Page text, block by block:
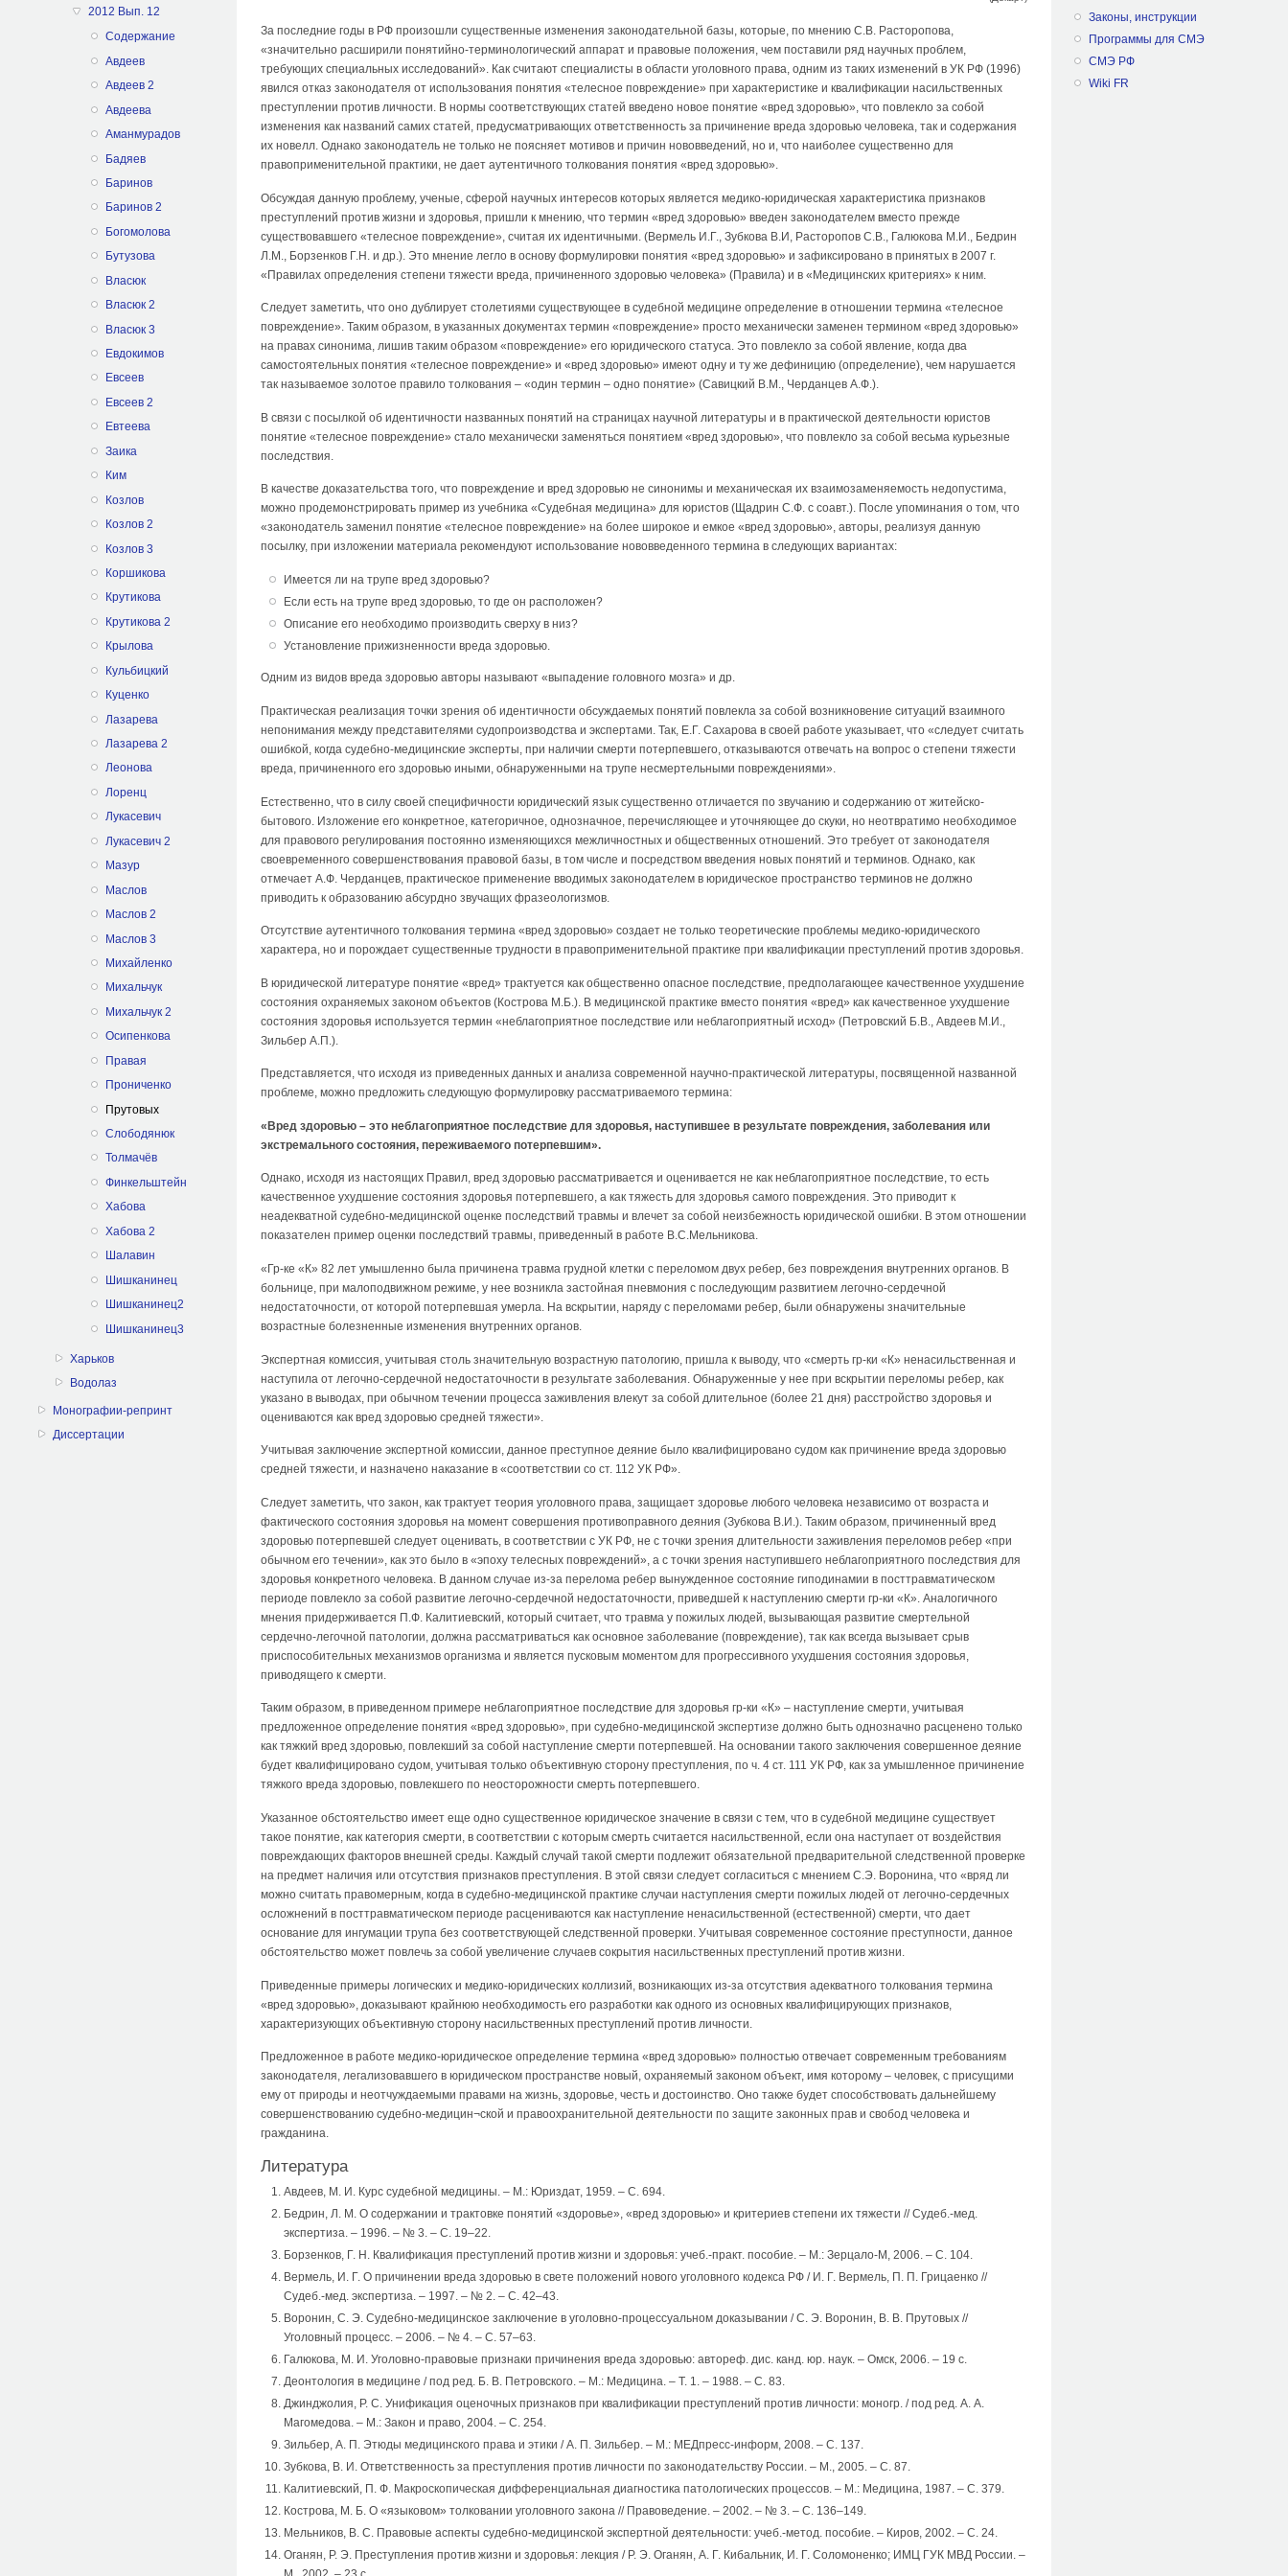
2012 Вып. 12
Содержание
Авдеев
Авдеев 2
Авдеева
Аманмурадов
Бадяев
Баринов
Баринов 2
Богомолова
Бутузова
Власюк
Власюк 2
Власюк 3
Евдокимов
Евсеев
Евсеев 2
Евтеева
Заика
Ким
Козлов
Козлов 2
Козлов 3
Коршикова
Крутикова
Крутикова 2
Крылова
Кульбицкий
Куценко
Лазарева
Лазарева 2
Леонова
Лоренц
Лукасевич
Лукасевич 2
Мазур
Маслов
Маслов 2
Маслов 3
Михайленко
Михальчук
Михальчук 2
Осипенкова
Правая
Прониченко
Прутовых
Слободянюк
Толмачёв
Финкельштейн
Хабова
Хабова 2
Шалавин
Шишканинец
Шишканинец2
Шишканинец3
Харьков
Водолаз
Монографии-репринт
Диссертации
За последние годы в РФ произошли существенные изменения законодательной базы, которые, по мнению С.В. Расторопова,
«значительно расширили понятийно-терминологический аппарат и правовые положения, чем поставили ряд научных проблем,
требующих специальных исследований». Как считают специалисты в области уголовного права, одним из таких изменений в УК РФ (1996)
явился отказ законодателя от использования понятия «телесное повреждение» при характеристике и квалификации насильственных
преступлении против личности. В нормы соответствующих статей введено новое понятие «вред здоровью», что повлекло за собой
изменения как названий самих статей, предусматривающих ответственность за причинение вреда здоровью человека, так и содержания
их новелл. Однако законодатель не только не поясняет мотивов и причин нововведений, но и, что наиболее существенно для
правоприменительной практики, не дает аутентичного толкования понятия «вред здоровью».
Обсуждая данную проблему, ученые, сферой научных интересов которых является медико-юридическая характеристика признаков
преступлений против жизни и здоровья, пришли к мнению, что термин «вред здоровью» введен законодателем вместо прежде
существовавшего «телесное повреждение», считая их идентичными. (Вермель И.Г., Зубкова В.И, Расторопов С.В., Галюкова М.И., Бедрин
Л.М., Борзенков Г.Н. и др.). Это мнение легло в основу формулировки понятия «вред здоровью» и зафиксировано в принятых в 2007 г.
«Правилах определения степени тяжести вреда, причиненного здоровью человека» (Правила) и в «Медицинских критериях» к ним.
Следует заметить, что оно дублирует столетиями существующее в судебной медицине определение в отношении термина «телесное
повреждение». Таким образом, в указанных документах термин «повреждение» просто механически заменен термином «вред здоровью»
на правах синонима, лишив таким образом «повреждение» его юридического статуса. Это повлекло за собой явление, когда два
самостоятельных понятия «телесное повреждение» и «вред здоровью» имеют одну и ту же дефиницию (определение), чем нарушается
так называемое золотое правило толкования – «один термин – одно понятие» (Савицкий В.М., Черданцев А.Ф.).
В связи с посылкой об идентичности названных понятий на страницах научной литературы и в практической деятельности юристов
понятие «телесное повреждение» стало механически заменяться понятием «вред здоровью», что повлекло за собой весьма курьезные
последствия.
В качестве доказательства того, что повреждение и вред здоровью не синонимы и механическая их взаимозаменяемость недопустима,
можно продемонстрировать пример из учебника «Судебная медицина» для юристов (Щадрин С.Ф. с соавт.). После упоминания о том, что
«законодатель заменил понятие «телесное повреждение» на более широкое и емкое «вред здоровью», авторы, реализуя данную
посылку, при изложении материала рекомендуют использование нововведенного термина в следующих вариантах:
Имеется ли на трупе вред здоровью?
Если есть на трупе вред здоровью, то где он расположен?
Описание его необходимо производить сверху в низ?
Установление прижизненности вреда здоровью.
Одним из видов вреда здоровью авторы называют «выпадение головного мозга» и др.
Практическая реализация точки зрения об идентичности обсуждаемых понятий повлекла за собой возникновение ситуаций взаимного
непонимания между представителями судопроизводства и экспертами. Так, Е.Г. Сахарова в своей работе указывает, что «следует считать
ошибкой, когда судебно-медицинские эксперты, при наличии смерти потерпевшего, отказываются отвечать на вопрос о степени тяжести
вреда, причиненного его здоровью иными, обнаруженными на трупе несмертельными повреждениями».
Естественно, что в силу своей специфичности юридический язык существенно отличается по звучанию и содержанию от житейско-
бытового. Изложение его конкретное, категоричное, однозначное, перечисляющее и уточняющее до скуки, но неотвратимо необходимое
для правового регулирования постоянно изменяющихся межличностных и общественных отношений. Это требует от законодателя
своевременного совершенствования правовой базы, в том числе и посредством введения новых понятий и терминов. Однако, как
отмечает А.Ф. Черданцев, практическое применение вводимых законодателем в юридическое пространство терминов не должно
приводить к образованию абсурдно звучащих фразеологизмов.
Отсутствие аутентичного толкования термина «вред здоровью» создает не только теоретические проблемы медико-юридического
характера, но и порождает существенные трудности в правоприменительной практике при квалификации преступлений против здоровья.
В юридической литературе понятие «вред» трактуется как общественно опасное последствие, предполагающее качественное ухудшение
состояния охраняемых законом объектов (Кострова М.Б.). В медицинской практике вместо понятия «вред» как качественное ухудшение
состояния здоровья используется термин «неблагоприятное последствие или неблагоприятный исход» (Петровский Б.В., Авдеев М.И.,
Зильбер А.П.).
Представляется, что исходя из приведенных данных и анализа современной научно-практической литературы, посвященной названной
проблеме, можно предложить следующую формулировку рассматриваемого термина:
«Вред здоровью – это неблагоприятное последствие для здоровья, наступившее в результате повреждения, заболевания или
экстремального состояния, переживаемого потерпевшим».
Однако, исходя из настоящих Правил, вред здоровью рассматривается и оценивается не как неблагоприятное последствие, то есть
качественное ухудшение состояния здоровья потерпевшего, а как тяжесть для здоровья самого повреждения. Это приводит к
неадекватной судебно-медицинской оценке последствий травмы и влечет за собой неизбежность юридической ошибки. В этом отношении
показателен пример оценки последствий травмы, приведенный в работе В.С.Мельникова.
«Гр-ке «К» 82 лет умышленно была причинена травма грудной клетки с переломом двух ребер, без повреждения внутренних органов. В
больнице, при малоподвижном режиме, у нее возникла застойная пневмония с последующим развитием легочно-сердечной
недостаточности, от которой потерпевшая умерла. На вскрытии, наряду с переломами ребер, были обнаружены значительные
возрастные болезненные изменения внутренних органов.
Экспертная комиссия, учитывая столь значительную возрастную патологию, пришла к выводу, что «смерть гр-ки «К» ненасильственная и
наступила от легочно-сердечной недостаточности в результате заболевания. Обнаруженные у нее при вскрытии переломы ребер, как
указано в выводах, при обычном течении процесса заживления влекут за собой длительное (более 21 дня) расстройство здоровья и
оцениваются как вред здоровью средней тяжести».
Учитывая заключение экспертной комиссии, данное преступное деяние было квалифицировано судом как причинение вреда здоровью
средней тяжести, и назначено наказание в «соответствии со ст. 112 УК РФ».
Следует заметить, что закон, как трактует теория уголовного права, защищает здоровье любого человека независимо от возраста и
фактического состояния здоровья на момент совершения противоправного деяния (Зубкова В.И.). Таким образом, причиненный вред
здоровью потерпевшей следует оценивать, в соответствии с УК РФ, не с точки зрения длительности заживления переломов ребер «при
обычном его течении», как это было в «эпоху телесных повреждений», а с точки зрения наступившего неблагоприятного последствия для
здоровья конкретного человека. В данном случае из-за перелома ребер вынужденное состояние гиподинамии в посттравматическом
периоде повлекло за собой развитие легочно-сердечной недостаточности, приведшей к наступлению смерти гр-ки «К». Аналогичного
мнения придерживается П.Ф. Калитиевский, который считает, что травма у пожилых людей, вызывающая развитие смертельной
сердечно-легочной патологии, должна рассматриваться как основное заболевание (повреждение), так как всегда вызывает срыв
приспособительных механизмов организма и является пусковым моментом для прогрессивного ухудшения состояния здоровья,
приводящего к смерти.
Таким образом, в приведенном примере неблагоприятное последствие для здоровья гр-ки «К» – наступление смерти, учитывая
предложенное определение понятия «вред здоровью», при судебно-медицинской экспертизе должно быть однозначно расценено только
как тяжкий вред здоровью, повлекший за собой наступление смерти потерпевшей. На основании такого заключения совершенное деяние
будет квалифицировано судом, учитывая только объективную сторону преступления, по ч. 4 ст. 111 УК РФ, как за умышленное причинение
тяжкого вреда здоровью, повлекшего по неосторожности смерть потерпевшего.
Указанное обстоятельство имеет еще одно существенное юридическое значение в связи с тем, что в судебной медицине существует
такое понятие, как категория смерти, в соответствии с которым смерть считается насильственной, если она наступает от воздействия
повреждающих факторов внешней среды. Каждый случай такой смерти подлежит обязательной предварительной следственной проверке
на предмет наличия или отсутствия признаков преступления. В этой связи следует согласиться с мнением С.Э. Воронина, что «вряд ли
можно считать правомерным, когда в судебно-медицинской практике случаи наступления смерти пожилых людей от легочно-сердечных
осложнений в посттравматическом периоде расцениваются как наступление ненасильственной (естественной) смерти, что дает
основание для ингумации трупа без соответствующей следственной проверки. Учитывая современное состояние преступности, данное
обстоятельство может повлечь за собой увеличение случаев сокрытия насильственных преступлений против жизни.
Приведенные примеры логических и медико-юридических коллизий, возникающих из-за отсутствия адекватного толкования термина
«вред здоровью», доказывают крайнюю необходимость его разработки как одного из основных квалифицирующих признаков,
характеризующих объективную сторону насильственных преступлений против личности.
Предложенное в работе медико-юридическое определение термина «вред здоровью» полностью отвечает современным требованиям
законодателя, легализовавшего в юридическом пространстве новый, охраняемый законом объект, имя которому – человек, с присущими
ему от природы и неотчуждаемыми правами на жизнь, здоровье, честь и достоинство. Оно также будет способствовать дальнейшему
совершенствованию судебно-медицин¬ской и правоохранительной деятельности по защите законных прав и свобод человека и
гражданина.
Литература
Авдеев, М. И. Курс судебной медицины. – М.: Юриздат, 1959. – С. 694.
Бедрин, Л. М. О содержании и трактовке понятий «здоровье», «вред здоровью» и критериев степени их тяжести // Судеб.-мед.
экспертиза. – 1996. – № 3. – С. 19–22.
Борзенков, Г. Н. Квалификация преступлений против жизни и здоровья: учеб.-практ. пособие. – М.: Зерцало-М, 2006. – С. 104.
Вермель, И. Г. О причинении вреда здоровью в свете положений нового уголовного кодекса РФ / И. Г. Вермель, П. П. Грицаенко //
Судеб.-мед. экспертиза. – 1997. – № 2. – С. 42–43.
Воронин, С. Э. Судебно-медицинское заключение в уголовно-процессуальном доказывании / С. Э. Воронин, В. В. Прутовых //
Уголовный процесс. – 2006. – № 4. – С. 57–63.
Галюкова, М. И. Уголовно-правовые признаки причинения вреда здоровью: автореф. дис. канд. юр. наук. – Омск, 2006. – 19 с.
Деонтология в медицине / под ред. Б. В. Петровского. – М.: Медицина. – Т. 1. – 1988. – С. 83.
Джинджолия, Р. С. Унификация оценочных признаков при квалификации преступлений против личности: моногр. / под ред. А. А.
Магомедова. – М.: Закон и право, 2004. – С. 254.
Зильбер, А. П. Этюды медицинского права и этики / А. П. Зильбер. – М.: МЕДпресс-информ, 2008. – С. 137.
Зубкова, В. И. Ответственность за преступления против личности по законодательству России. – М., 2005. – С. 87.
Калитиевский, П. Ф. Макроскопическая дифференциальная диагностика патологических процессов. – М.: Медицина, 1987. – С. 379.
Кострова, М. Б. О «языковом» толковании уголовного закона // Правоведение. – 2002. – № 3. – С. 136–149.
Мельников, В. С. Правовые аспекты судебно-медицинской экспертной деятельности: учеб.-метод. пособие. – Киров, 2002. – С. 24.
Оганян, Р. Э. Преступления против жизни и здоровья: лекция / Р. Э. Оганян, А. Г. Кибальник, И. Г. Соломоненко; ИМЦ ГУК МВД России. –
Законы, инструкции
Программы для СМЭ
СМЭ РФ
Wiki FR